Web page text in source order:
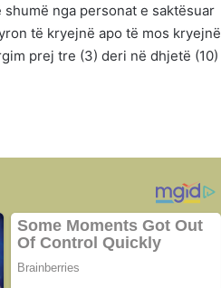
nga personat e saktësuar
të kryejnë apo të mos kryejnë
prej tre (3) deri në dhjetë (10)